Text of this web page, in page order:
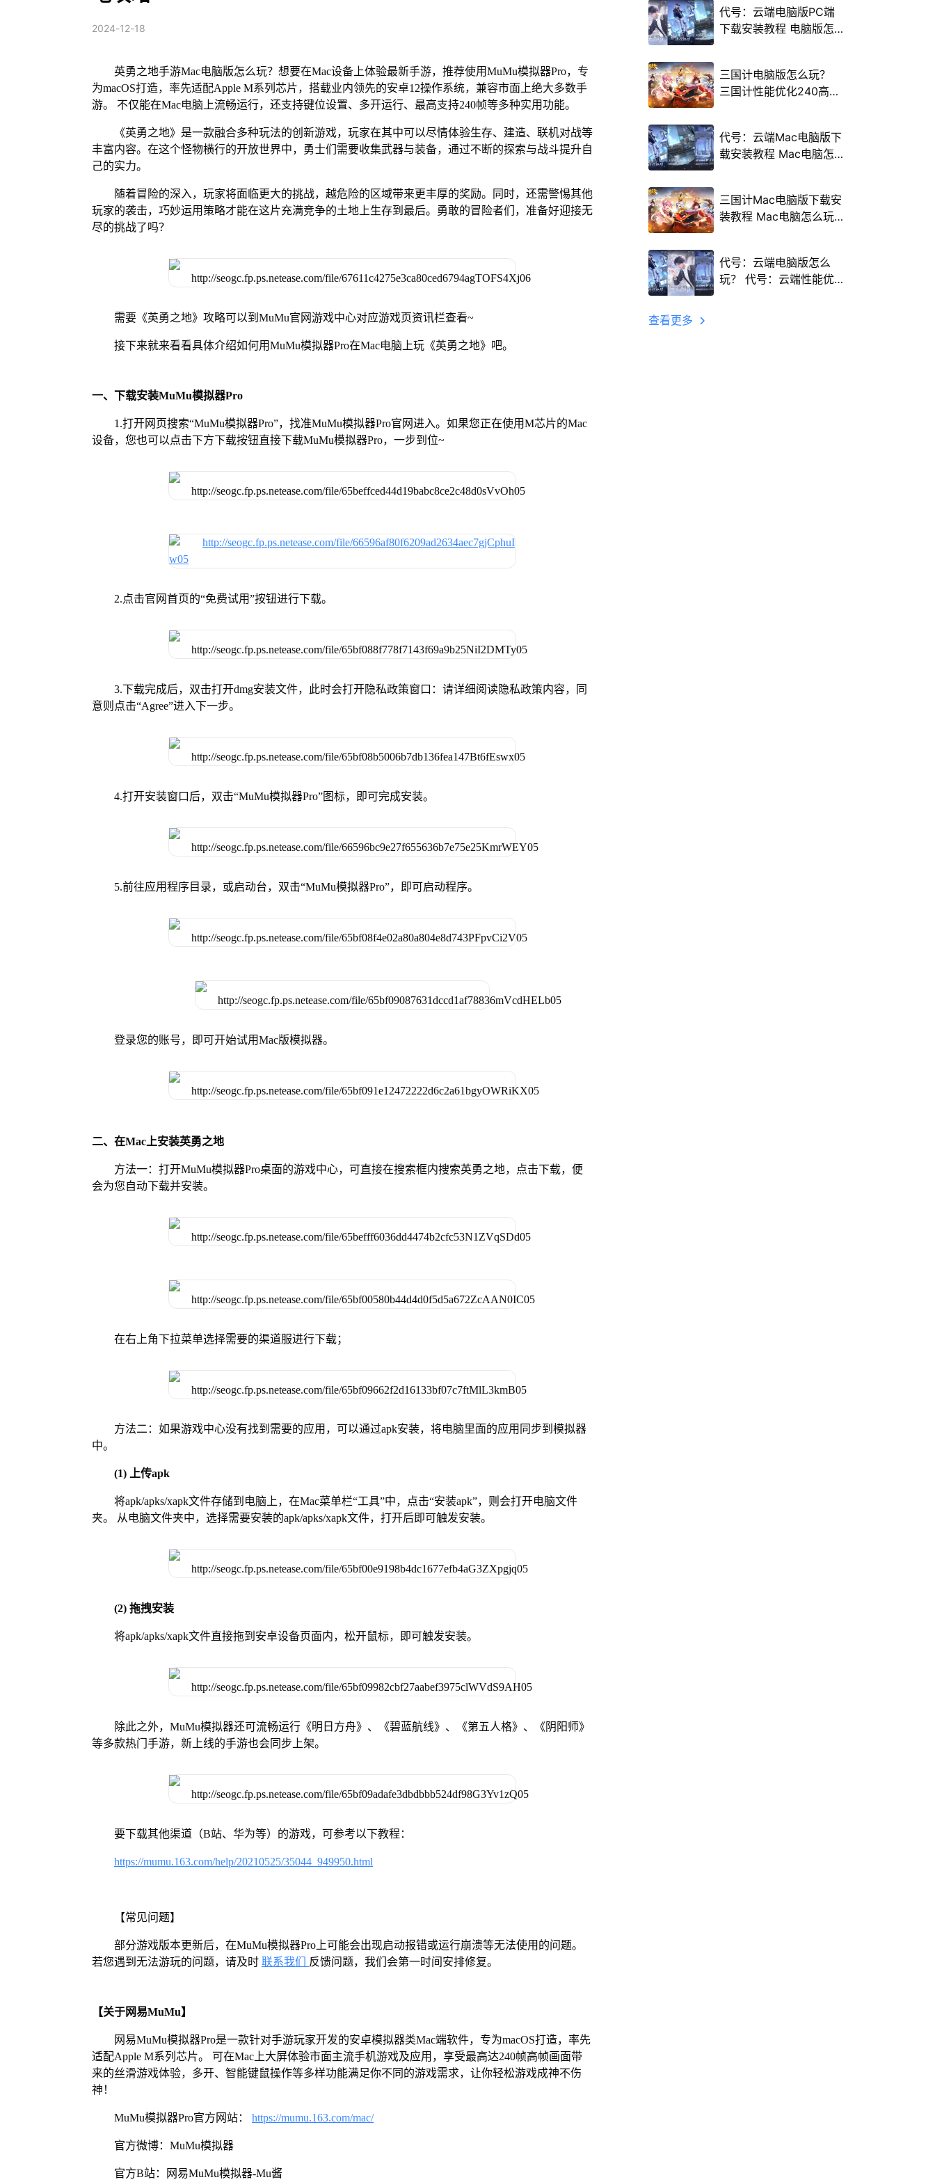
2024-12-18
英勇之地手游Mac电脑版怎么玩？想要在Mac设备上体验最新手游，推荐使用MuMu模拟器Pro，专
为macOS打造，率先适配Apple M系列芯片，搭载业内领先的安卓12操作系统，兼容市面上绝大多数手
游。 不仅能在Mac电脑上流畅运行，还支持键位设置、多开运行、最高支持240帧等多种实用功能。
《英勇之地》是一款融合多种玩法的创新游戏，玩家在其中可以尽情体验生存、建造、联机对战等
丰富内容。在这个怪物横行的开放世界中，勇士们需要收集武器与装备，通过不断的探索与战斗提升自
己的实力。
随着冒险的深入，玩家将面临更大的挑战，越危险的区域带来更丰厚的奖励。同时，还需警惕其他
玩家的袭击，巧妙运用策略才能在这片充满竞争的土地上生存到最后。勇敢的冒险者们，准备好迎接无
尽的挑战了吗？
需要《英勇之地》攻略可以到MuMu官网游戏中心对应游戏页资讯栏查看~
接下来就来看看具体介绍如何用MuMu模拟器Pro在Mac电脑上玩《英勇之地》吧。
一、下载安装MuMu模拟器Pro
1.打开网页搜索“MuMu模拟器Pro”，找准MuMu模拟器Pro官网进入。如果您正在使用M芯片的Mac
设备，您也可以点击下方下载按钮直接下载MuMu模拟器Pro，一步到位~
2.点击官网首页的“免费试用”按钮进行下载。
3.下载完成后，双击打开dmg安装文件，此时会打开隐私政策窗口：请详细阅读隐私政策内容，同
意则点击“Agree”进入下一步。
4.打开安装窗口后，双击“MuMu模拟器Pro”图标，即可完成安装。
5.前往应用程序目录，或启动台，双击“MuMu模拟器Pro”，即可启动程序。
登录您的账号，即可开始试用Mac版模拟器。
二、在Mac上安装英勇之地
方法一：打开MuMu模拟器Pro桌面的游戏中心，可直接在搜索框内搜索英勇之地，点击下载，便
会为您自动下载并安装。
在右上角下拉菜单选择需要的渠道服进行下载；
方法二：如果游戏中心没有找到需要的应用，可以通过apk安装，将电脑里面的应用同步到模拟器
中。
(1) 上传apk
将apk/apks/xapk文件存储到电脑上，在Mac菜单栏“工具”中，点击“安装apk”，则会打开电脑文件
夹。 从电脑文件夹中，选择需要安装的apk/apks/xapk文件，打开后即可触发安装。
(2) 拖拽安装
将apk/apks/xapk文件直接拖到安卓设备页面内，松开鼠标，即可触发安装。
除此之外，MuMu模拟器还可流畅运行《明日方舟》、《碧蓝航线》、《第五人格》、《阴阳师》
等多款热门手游，新上线的手游也会同步上架。
要下载其他渠道（B站、华为等）的游戏，可参考以下教程：
https://mumu.163.com/help/20210525/35044_949950.html
【常见问题】
部分游戏版本更新后，在MuMu模拟器Pro上可能会出现启动报错或运行崩溃等无法使用的问题。
若您遇到无法游玩的问题，请及时 联系我们 反馈问题，我们会第一时间安排修复。
【关于网易MuMu】
网易MuMu模拟器Pro是一款针对手游玩家开发的安卓模拟器类Mac端软件，专为macOS打造，率先
适配Apple M系列芯片。 可在Mac上大屏体验市面主流手机游戏及应用，享受最高达240帧高帧画面带
来的丝滑游戏体验，多开、智能键鼠操作等多样功能满足你不同的游戏需求，让你轻松游戏成神不伤
神！
MuMu模拟器Pro官方网站： https://mumu.163.com/mac/
官方微博：MuMu模拟器
官方B站：网易MuMu模拟器-Mu酱
代号：云端电脑版PC端
下载安装教程 电脑版怎
三国计电脑版怎么玩？
三国计性能优化240高帧
代号：云端Mac电脑版下
载安装教程 Mac电脑怎
三国计Mac电脑版下载安
装教程 Mac电脑怎么玩
代号：云端电脑版怎么
玩？ 代号：云端性能优
查看更多